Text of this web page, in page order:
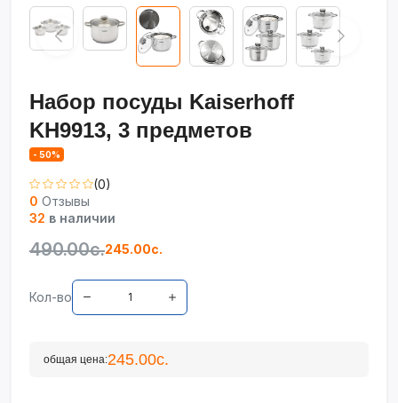
Набор посуды Kaiserhoff
KH9913, 3 предметов
- 50%
(0)
0 Отзывы
32 в наличии
490.00с.245.00с.
Кол-во
общая цена:245.00с.